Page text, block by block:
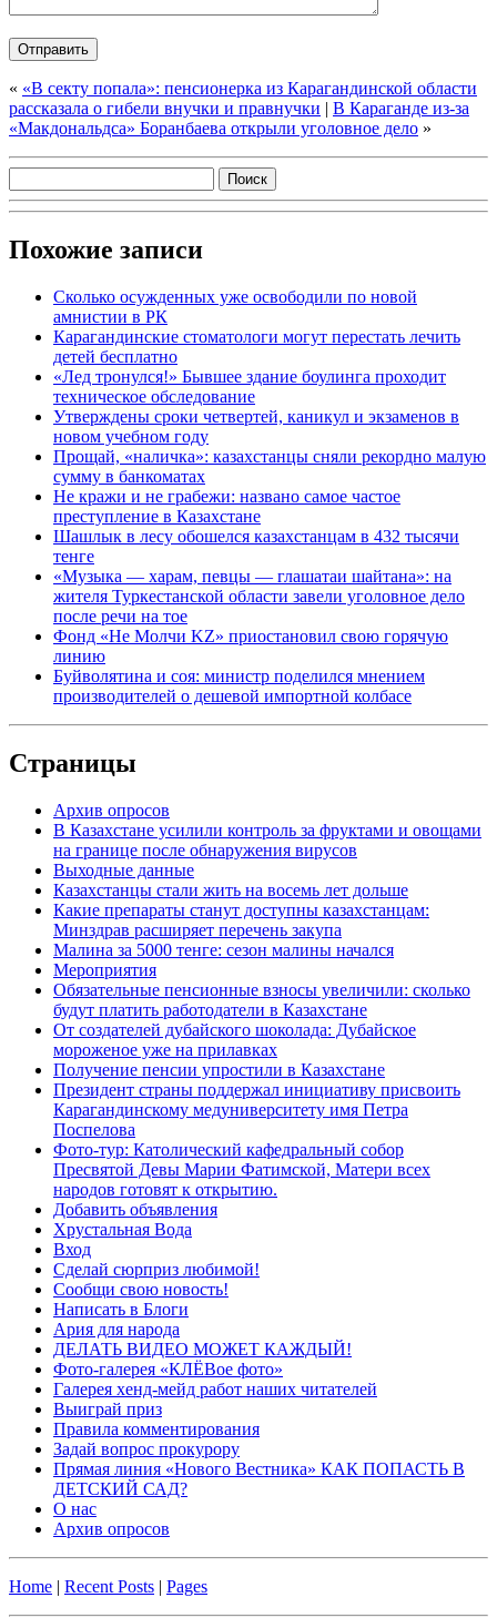
« «В секту попала»: пенсионерка из Карагандинской области
рассказала о гибели внучки и правнучки | В Караганде из-за
«Макдональдса» Боранбаева открыли уголовное дело »
Похожие записи
Сколько осужденных уже освободили по новой
амнистии в РК
Карагандинские стоматологи могут перестать лечить
детей бесплатно
«Лед тронулся!» Бывшее здание боулинга проходит
техническое обследование
Утверждены сроки четвертей, каникул и экзаменов в
новом учебном году
Прощай, «наличка»: казахстанцы сняли рекордно малую
сумму в банкоматах
Не кражи и не грабежи: названо самое частое
преступление в Казахстане
Шашлык в лесу обошелся казахстанцам в 432 тысячи
тенге
«Музыка — харам, певцы — глашатаи шайтана»: на
жителя Туркестанской области завели уголовное дело
после речи на тое
Фонд «Не Молчи KZ» приостановил свою горячую
линию
Буйволятина и соя: министр поделился мнением
производителей о дешевой импортной колбасе
Страницы
Архив опросов
В Казахстане усилили контроль за фруктами и овощами
на границе после обнаружения вирусов
Выходные данные
Казахстанцы стали жить на восемь лет дольше
Какие препараты станут доступны казахстанцам:
Минздрав расширяет перечень закупа
Малина за 5000 тенге: сезон малины начался
Мероприятия
Обязательные пенсионные взносы увеличили: сколько
будут платить работодатели в Казахстане
От создателей дубайского шоколада: Дубайское
мороженое уже на прилавках
Получение пенсии упростили в Казахстане
Президент страны поддержал инициативу присвоить
Карагандинскому медуниверситету имя Петра
Поспелова
Фото-тур: Католический кафедральный собор
Пресвятой Девы Марии Фатимской, Матери всех
народов готовят к открытию.
Добавить объявления
Хрустальная Вода
Вход
Сделай сюрприз любимой!
Сообщи свою новость!
Написать в Блоги
Ария для народа
ДЕЛАТЬ ВИДЕО МОЖЕТ КАЖДЫЙ!
Фото-галерея «КЛЁВое фото»
Галерея хенд-мейд работ наших читателей
Выиграй приз
Правила комментирования
Задай вопрос прокурору
Прямая линия «Нового Вестника» КАК ПОПАСТЬ В
ДЕТСКИЙ САД?
О нас
Архив опросов
Home | Recent Posts | Pages